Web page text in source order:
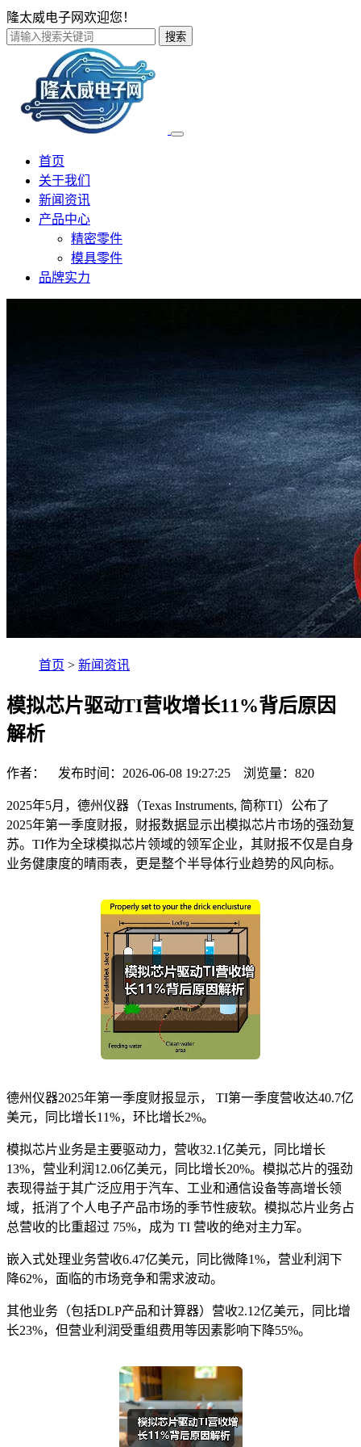
隆太威电子网欢迎您！
搜索
首页
关于我们
新闻资讯
产品中心
精密零件
模具零件
品牌实力
首页 > 新闻资讯
模拟芯片驱动TI营收增长11%背后原因
解析
作者： 发布时间：2026-06-08 19:27:25 浏览量： 820
2025年5月，德州仪器（Texas Instruments, 简称TI）公布了
2025年第一季度财报，财报数据显示出模拟芯片市场的强劲复
苏。TI作为全球模拟芯片领域的领军企业，其财报不仅是自身
业务健康度的晴雨表，更是整个半导体行业趋势的风向标。
德州仪器2025年第一季度财报显示， TI第一季度营收达40.7亿
美元，同比增长11%，环比增长2%。
模拟芯片业务是主要驱动力，营收32.1亿美元，同比增长
13%，营业利润12.06亿美元，同比增长20%。模拟芯片的强劲
表现得益于其广泛应用于汽车、工业和通信设备等高增长领
域，抵消了个人电子产品市场的季节性疲软。模拟芯片业务占
总营收的比重超过 75%，成为 TI 营收的绝对主力军。
嵌入式处理业务营收6.47亿美元，同比微降1%，营业利润下
降62%，面临的市场竞争和需求波动。
其他业务（包括DLP产品和计算器）营收2.12亿美元，同比增
长23%，但营业利润受重组费用等因素影响下降55%。